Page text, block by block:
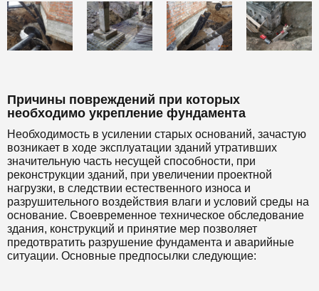
Причины повреждений при которых
необходимо укрепление фундамента
Необходимость в усилении старых оснований, зачастую
возникает в ходе эксплуатации зданий утративших
значительную часть несущей способности, при
реконструкции зданий, при увеличении проектной
нагрузки, в следствии естественного износа и
разрушительного воздействия влаги и условий среды на
основание. Своевременное техническое обследование
здания, конструкций и принятие мер позволяет
предотвратить разрушение фундамента и аварийные
ситуации. Основные предпосылки следующие: